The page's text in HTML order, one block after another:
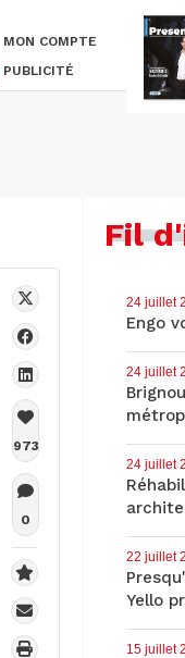
MON COMPTE
PUBLICITÉ
973
0
Fil
24 juillet
Engo
24 juillet
24 juillet
22 juillet
Yello
15 juillet